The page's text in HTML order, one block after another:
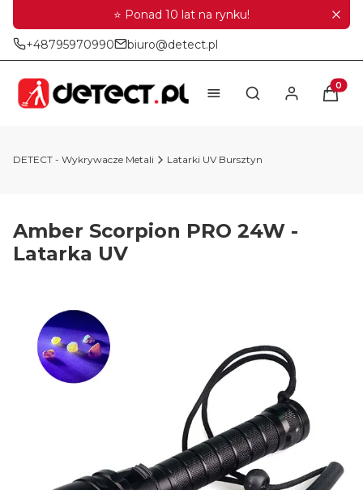
⭐ Ponad 10 lat na rynku!
+48795970990 biuro@detect.pl
Otwórz
DETECT - Wykrywacze Metali Latarki UV Bursztyn
Amber Scorpion PRO 24W -
Latarka UV